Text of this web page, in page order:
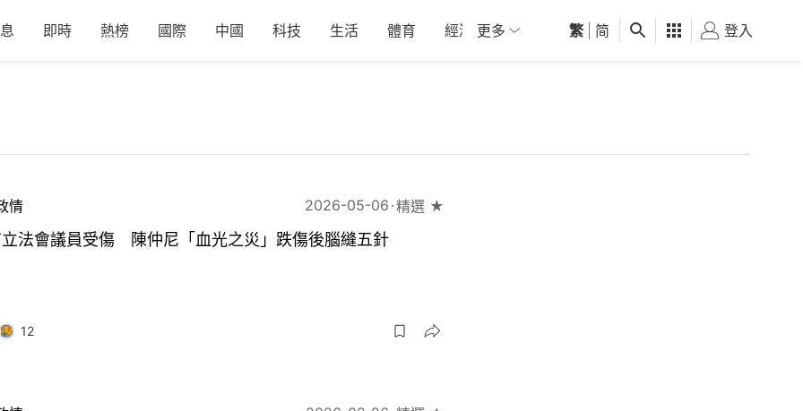
即時 熱榜 國際 中國 科技 生活 體育 經濟 01深圳 觀點 健康 好食玩飛
更多 繁 简 登入
情 2026-05-06 精選 ★
法會議員受傷 陳仲尼「血光之災」跌傷後腦縫五針
12